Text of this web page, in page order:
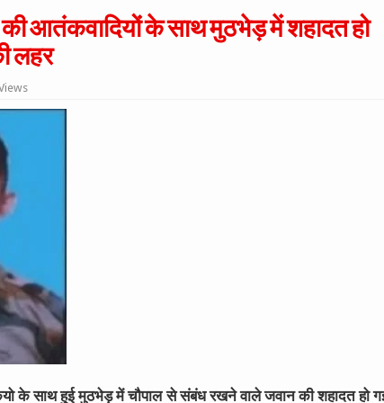
की आतंकवादियों के साथ मुठभेड़ में शहादत हो
लहर
के साथ हुई मुठभेड़ में चौपाल से संबंध रखने वाले जवान की शहादत हो